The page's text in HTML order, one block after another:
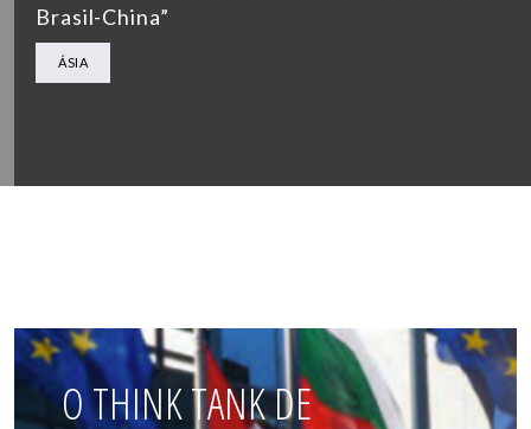
Brasil-China”
ÁSIA
O THINK TANK DE